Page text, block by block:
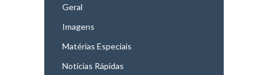
Geral
Imagens
Matérias Especiais
Notícias Rápidas